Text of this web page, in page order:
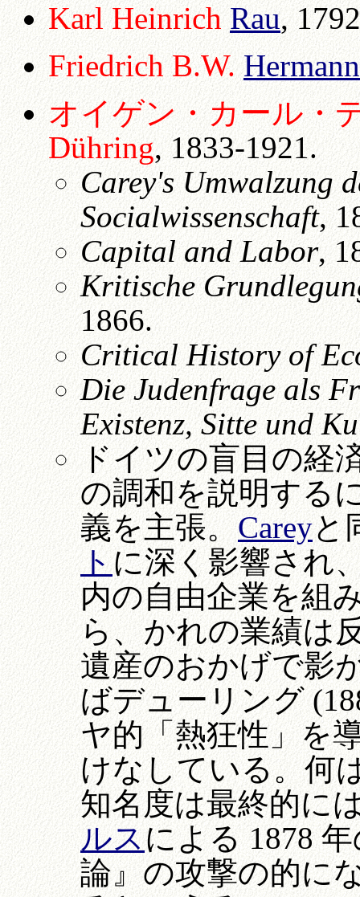
Karl HeinrichRau,
Friedrich B.W.Hermann
オイゲン・カール・
Dühring, 1833-1921.
Carey's Umwalzung
Socialwissenschaft,
Capital and Labor,
Kritische
1866.
Critical History of
Die Judenfrage als
Existenz, Sitte und
ドイツの盲目の経
の調和を説明する
義を主張。Careyと
トに深く影響され
内の自由企業を組
ら、かれの業績は
遺産のおかげで
ばデューリング
ヤ的「熱狂性」を
けなしている。何
知名度は最終的に
ルスによる 1878
論』の攻撃の的に